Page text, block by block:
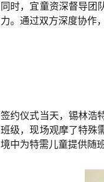
同时，宜童资深督导团
力。通过双方深度协作
签约仪式当天，锡林浩
班级，现场观摩了特殊
境中为特需儿童提供随